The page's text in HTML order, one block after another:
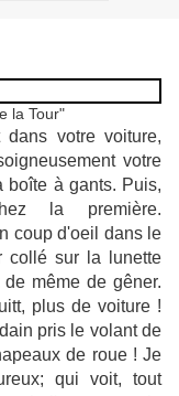
la Tour"
dans votre voiture,
votre
boîte à gants. Puis,
la première.
coup d'oeil dans le
collé sur la lunette
même de gêner.
plus de voiture !
pris le volant de
de roue ! Je
qui voit, tout